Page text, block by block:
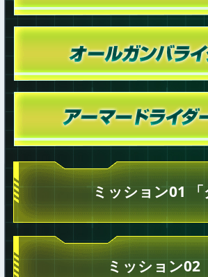
ミッション01
ミッション02